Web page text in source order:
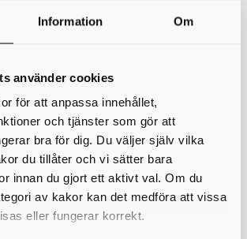
Information Om
använder cookies
för att anpassa innehållet,
och tjänster som gör att
bra för dig. Du väljer själv vilka
du tillåter och vi sätter bara
innan du gjort ett aktivt val. Om du
av kakor kan det medföra att vissa
eller fungerar korrekt.
prao genom att gå igenom vad som är
behandlas vanliga
och andra förhållningsregler inför
efterarbete
med övningenUnder och efter praoär att
att bearbeta sina upplevelser. Genom att